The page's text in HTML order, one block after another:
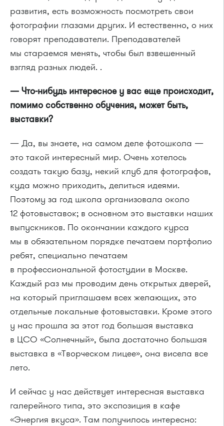
развития, есть возможность посмотреть свои
фотографии глазами других. И естественно, о них
говорят преподаватели. Преподавателей
мы стараемся менять, чтобы был взвешенный
взгляд разных людей. .
— Что-нибудь интересное у вас еще происходит,
помимо собственно обучения, может быть,
выставки?
— Да, вы знаете, на самом деле фотошкола —
это такой интересный мир. Очень хотелось
создать такую базу, некий клуб для фотографов,
куда можно приходить, делиться идеями.
Поэтому за год школа организовала около
12 фотовыставок; в основном это выставки наших
выпускников. По окончании каждого курса
мы в обязательном порядке печатаем портфолио
ребят, специально печатаем
в профессиональной фотостудии в Москве.
Каждый раз мы проводим день открытых дверей,
на который приглашаем всех желающих, это
отдельные локальные фотовыставки. Кроме этого
у нас прошла за этот год большая выставка
в ЦСО «Солнечный», была достаточно большая
выставка в «Творческом лицее», она висела все
лето.
И сейчас у нас действует интересная выставка
галерейного типа, это экспозиция в кафе
«Энергия вкуса». Там получилось интересно: